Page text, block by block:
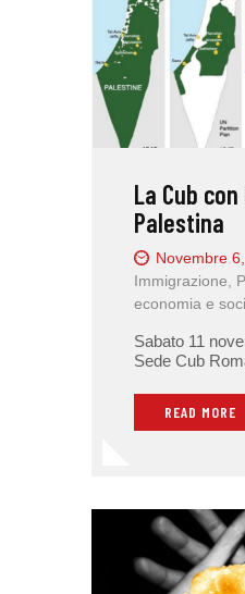
La Cub con
Palestina
Novembre
Immigrazione,
economia e
Sabato 11
Sede Cub
READ MORE